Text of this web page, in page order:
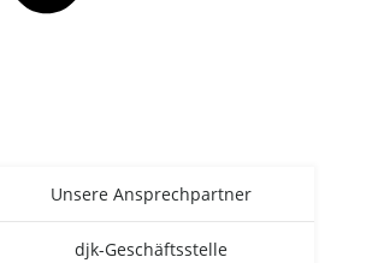
Unsere Ansprechpartner
djk-Geschäftsstelle